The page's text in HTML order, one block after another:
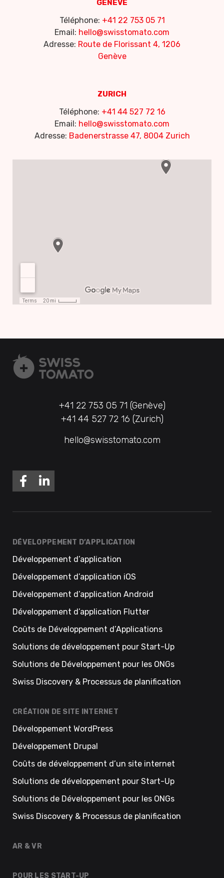
GENÈVE
Téléphone: +41 22 753 05 71
Email: hello@swisstomato.com
Adresse: Route de Florissant 4, 1206
Genève
ZURICH
Téléphone: +41 44 527 72 16
Email: hello@swisstomato.com
Adresse: Badenerstrasse 47, 8004 Zurich
+41 22 753 05 71 (Genève)
+41 44 527 72 16 (Zurich)
hello@swisstomato.com
DÉVELOPPEMENT D’APPLICATION
Développement d’application
Développement d’application iOS
Développement d’application Android
Développement d’application Flutter
Coûts de Développement d’Applications
Solutions de développement pour Start-Up
Solutions de Développement pour les ONGs
Swiss Discovery & Processus de planification
CRÉATION DE SITE INTERNET
Développement WordPress
Développement Drupal
Coûts de développement d’un site internet
Solutions de développement pour Start-Up
Solutions de Développement pour les ONGs
Swiss Discovery & Processus de planification
AR & VR
POUR LES START-UP